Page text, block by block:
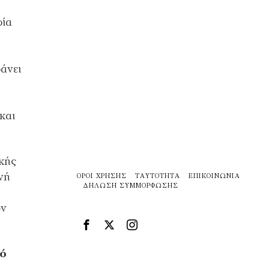
ΌΡΟΙ ΧΡΉΣΗΣ ΤΑΥΤΌΤΗΤΑ
ΕΠΙΚΟΙΝΩΝΊΑ
ΔΉΛΩΣΗ ΣΥΜΜΌΡΦΩΣΗΣ